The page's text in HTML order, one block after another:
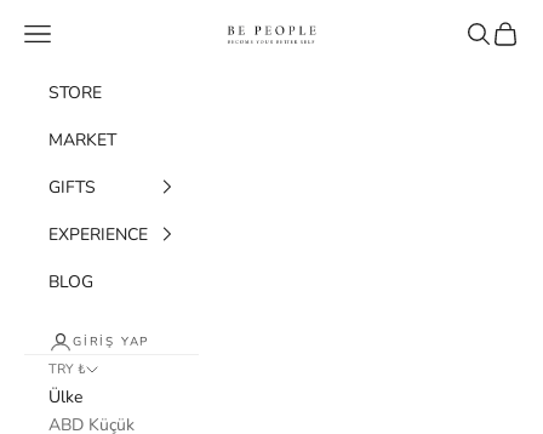
bepeople.co
Menü Ara Sepet
STORE
MARKET
GIFTS
EXPERIENCE
BLOG
GIRIŞ YAP
TRY ₺
Ülke
ABD Küçük